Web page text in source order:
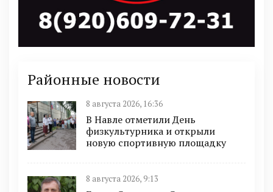
Районные новости
8 августа 2026, 16:36
В Навле отметили День
физкультурника и открыли
новую спортивную площадку
8 августа 2026, 9:13